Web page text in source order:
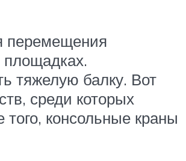
перемещения
площадках.
тяжелую балку. Вот
среди которых
консольные краны